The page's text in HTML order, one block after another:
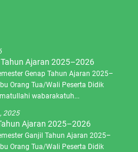
Ajaran 2025–2026
Genap Tahun Ajaran 2025–
Orang Tua/Wali Peserta Didik
wabarakatuh...
2025
Ajaran 2025–2026
Ganjil Tahun Ajaran 2025–
Orang Tua/Wali Peserta Didik